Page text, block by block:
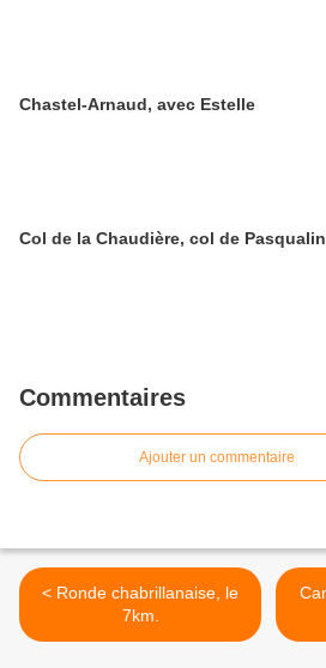
Chastel-Arnaud, avec Estelle
Col de la Chaudière, col de Pasqualin
Commentaires
Ajouter un commentaire
< Ronde chabrillanaise, le
7km.